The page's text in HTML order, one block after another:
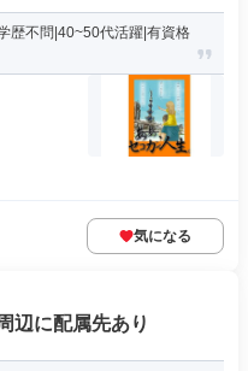
歴不問|40~50代活躍|有資格
気になる
辺に配属先あり